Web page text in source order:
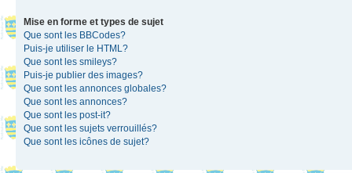
Mise en forme et types de sujet
Que sont les BBCodes?
Puis-je utiliser le HTML?
Que sont les smileys?
Puis-je publier des images?
Que sont les annonces globales?
Que sont les annonces?
Que sont les post-it?
Que sont les sujets verrouillés?
Que sont les icônes de sujet?